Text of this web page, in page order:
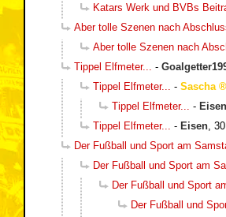
Katars Werk und BVBs
Aber tolle Szenen nach
Aber tolle Szenen nach
Tippel Elfmeter...
-
Tippel Elfmeter...
- Sascha
Tippel Elfmeter...
- Eisen
Tippel Elfmeter...
- Eisen
Der Fußball und Sport am
Der Fußball und Sport am
Der Fußball und Sport
Der Fußball und